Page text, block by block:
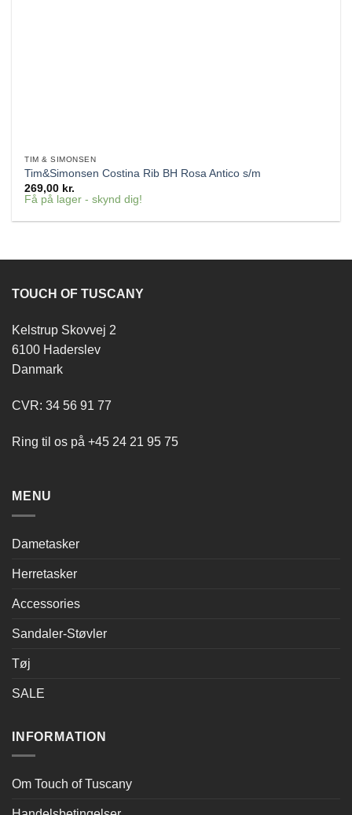
TIM & SIMONSEN
Tim&Simonsen Costina Rib BH Rosa Antico s/m
269,00 kr.
Få på lager - skynd dig!
TOUCH OF TUSCANY
Kelstrup Skovvej 2
6100 Haderslev
Danmark
CVR: 34 56 91 77
Ring til os på +45 24 21 95 75
MENU
Dametasker
Herretasker
Accessories
Sandaler-Støvler
Tøj
SALE
INFORMATION
Om Touch of Tuscany